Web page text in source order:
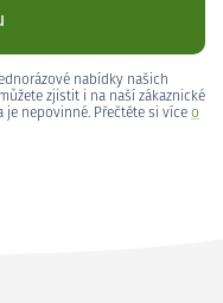
nabídky našich
zjistit i na naší zákaznické
nepovinné. Přečtěte si více o